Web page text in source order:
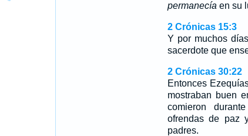
permanecía en su
2 Crónicas 15:3
Y por muchos
sacerdote que
2 Crónicas 30:22
Entonces
mostraban buen
comieron
ofrendas de paz
padres.